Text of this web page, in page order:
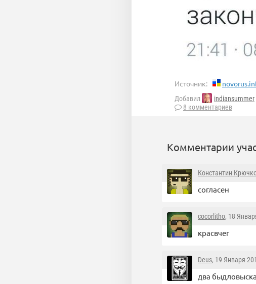
Источник:
Добавил indiansummer
8 комментариев
Комментарии
Константин
согласен
cocorlitho, 18
красвчег
Deus, 19 Января
два